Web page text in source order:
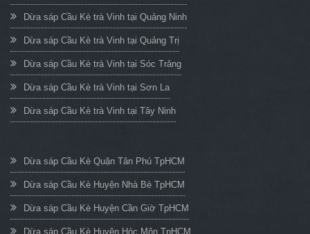
Dừa sáp Cầu Kè trà Vinh tại Quảng Ninh
Dừa sáp Cầu Kè trà Vinh tại Quảng Trị
Dừa sáp Cầu Kè trà Vinh tại Sóc Trăng
Dừa sáp Cầu Kè trà Vinh tại Sơn La
Dừa sáp Cầu Kè trà Vinh tại Tây Ninh
Dừa sáp Cầu Kè Quận Tân Phú TpHCM
Dừa sáp Cầu Kè Huyện Nhà Bè TpHCM
Dừa sáp Cầu Kè Huyện Cần Giờ TpHCM
Dừa sáp Cầu Kè Huyện Hóc Môn TpHCM